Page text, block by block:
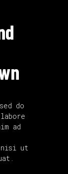
do
ad
nisi ut